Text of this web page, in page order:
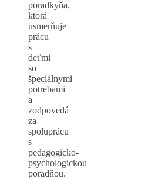
poradkyňa,
ktorá
usmerňuje
prácu
s
deťmi
so
špeciálnymi
potrebami
a
zodpovedá
za
spoluprácu
s
pedagogicko-
psychologickou
poradňou.